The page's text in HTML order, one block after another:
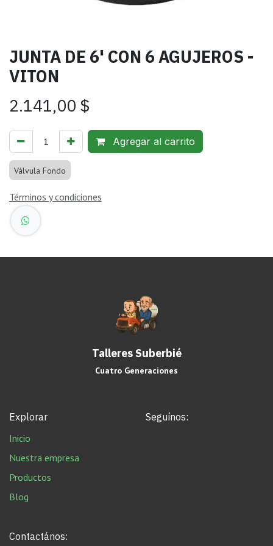
JUNTA DE 6' CON 6 AGUJEROS -
VITON
2.141,00 $
Agregar al carrito
Válvula Fondo
Términos y condiciones
Talleres Suberbié
Cuatro Generaciones
Explorar
Inicio
Nuestra empresa
Productos
Blog
Contactános:
Seguínos: